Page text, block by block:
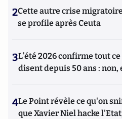
2Cette autre crise
se profile après Ceuta
3L’été 2026 confirme tout
disent depuis 50 ans :
4Le Point révèle ce qu'on
que Xavier Niel hacke